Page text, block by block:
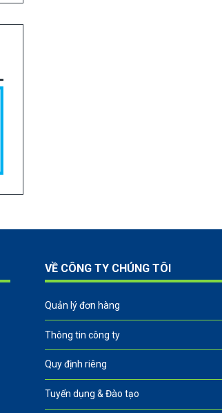
VỀ CÔNG TY CHÚNG TÔI
Quản lý đơn hàng
Thông tin công ty
Quy định riêng
Tuyển dụng & Đào tạo